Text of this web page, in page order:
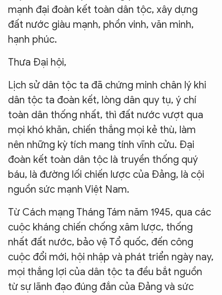
mạnh đại đoàn kết toàn dân tộc, xây dựng
đất nước giàu mạnh, phồn vinh, văn minh,
hạnh phúc.
Thưa Đại hội,
Lịch sử dân tộc ta đã chứng minh chân lý khi
dân tộc ta đoàn kết, lòng dân quy tụ, ý chí
toàn dân thống nhất, thì đất nước vượt qua
mọi khó khăn, chiến thắng mọi kẻ thù, làm
nên những kỳ tích mang tính vĩnh cửu. Đại
đoàn kết toàn dân tộc là truyền thống quý
báu, là đường lối chiến lược của Đảng, là cội
nguồn sức mạnh Việt Nam.
Từ Cách mạng Tháng Tám năm 1945, qua các
cuộc kháng chiến chống xâm lược, thống
nhất đất nước, bảo vệ Tổ quốc, đến công
cuộc đổi mới, hội nhập và phát triển ngày nay,
mọi thắng lợi của dân tộc ta đều bắt nguồn
từ sự lãnh đạo đúng đắn của Đảng và sức